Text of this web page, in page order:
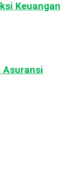
Keuangan
Asuransi